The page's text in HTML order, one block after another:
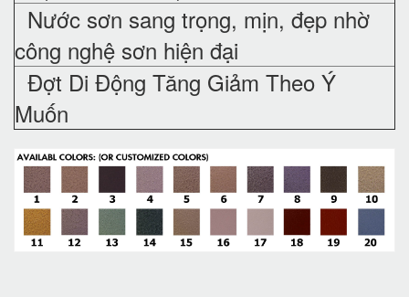
Nước sơn sang trọng, mịn, đẹp nhờ
công nghệ sơn hiện đại
Đợt Di Động Tăng Giảm Theo Ý
Muốn